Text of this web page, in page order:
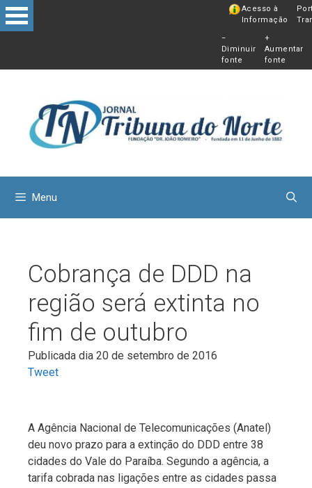
Pular
para
Acesso à
Informação
−
Diminuir
fonte
+
Aumentar
fonte
Menu
Cobrança de DDD na
região será extinta no
fim de outubro
Publicada dia 20 de setembro de 2016
Tweet
A Agência Nacional de Telecomunicações (Anatel)
deu novo prazo para a extinção do DDD entre 38
cidades do Vale do Paraíba. Segundo a agência, a
tarifa cobrada nas ligações entre as cidades passa